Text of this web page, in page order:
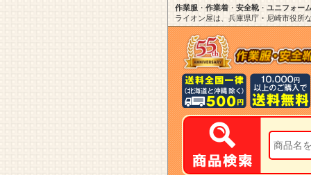
作業服 ・ 作業着 ・ 安全靴・ ユニフォー
ライオン屋は、兵庫県庁・尼崎市役所